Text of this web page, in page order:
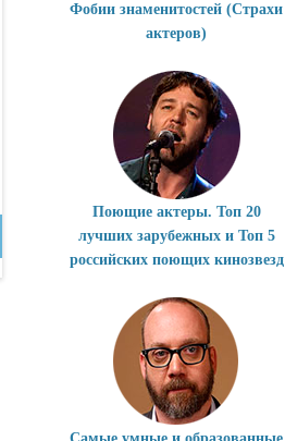
Фобии знаменитостей (Страхи
актеров)
Поющие актеры. Топ 20
лучших зарубежных и Топ 5
российских поющих кинозвезд